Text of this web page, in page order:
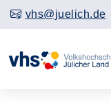
vhs@juelich.de